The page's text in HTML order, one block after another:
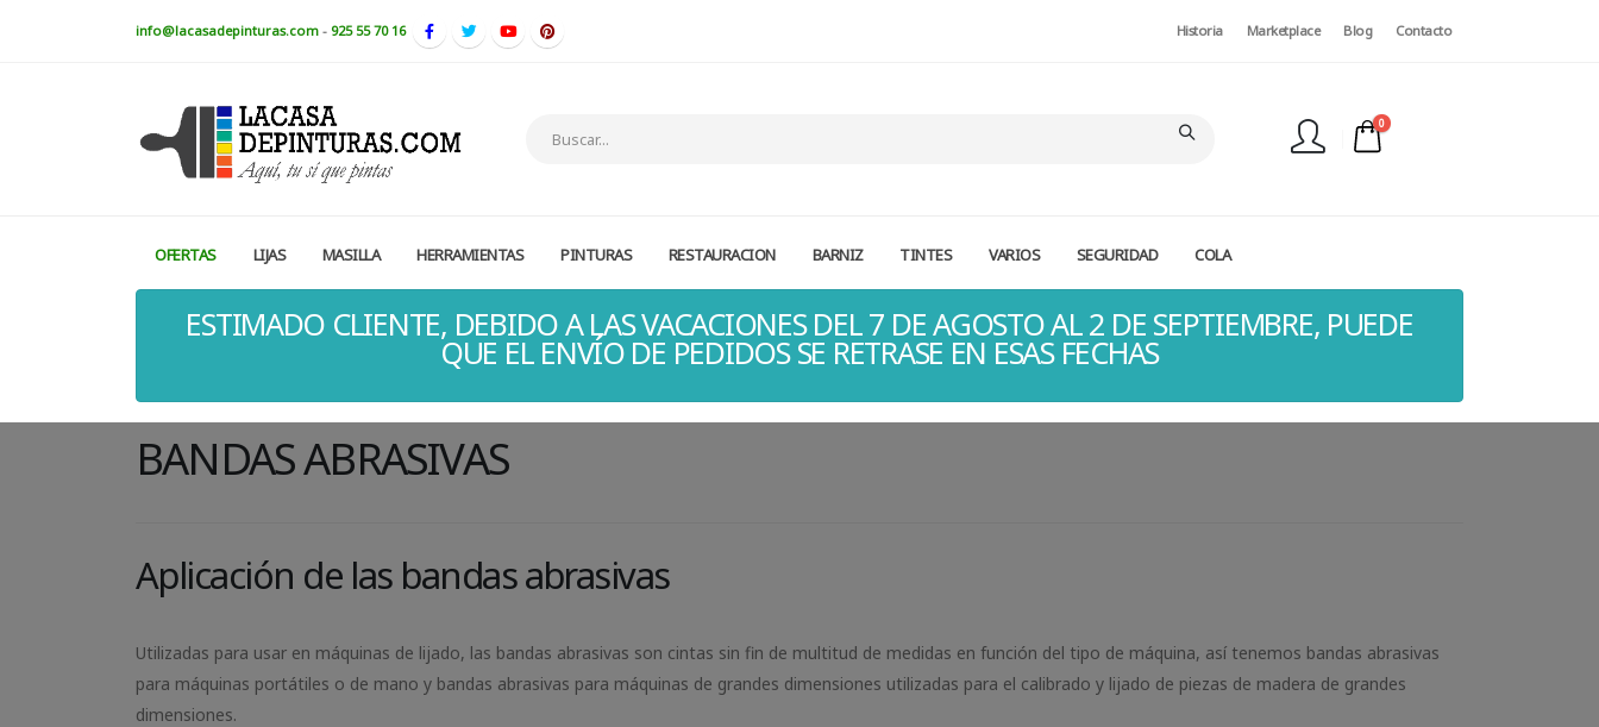
info@lacasadepinturas.com - 925 55 70 16 Historia Marketplace Blog Contacto
0
OFERTAS LIJAS MASILLA HERRAMIENTAS PINTURAS RESTAURACION BARNIZ TINTES VARIOS SEGURIDAD COLA
ESTIMADO CLIENTE, DEBIDO A LAS VACACIONES DEL 7 DE AGOSTO AL 2 DE SEPTIEMBRE, PUEDE
QUE EL ENVÍO DE PEDIDOS SE RETRASE EN ESAS FECHAS
BANDAS ABRASIVAS
Aplicación de las bandas abrasivas
Utilizadas para usar en máquinas de lijado, las bandas abrasivas son cintas sin fin de multitud de medidas en función del tipo de máquina, así tenemos bandas abrasivas
para máquinas portátiles o de mano y bandas abrasivas para máquinas de grandes dimensiones utilizadas para el calibrado y lijado de piezas de madera de grandes
dimensiones.